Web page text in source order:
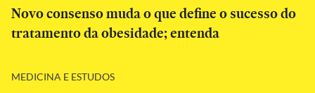
Novo consenso muda o que define o sucesso do
tratamento da obesidade; entenda
MEDICINA E ESTUDOS